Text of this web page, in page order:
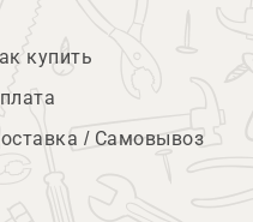
купить
/ Самовывоз